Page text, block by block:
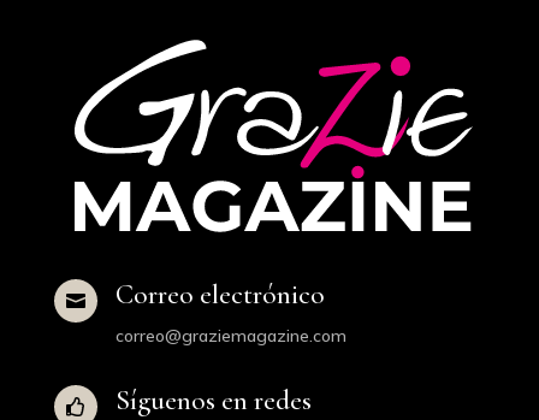
 Correo electrónico
correo@graziemagazine.com
 Síguenos en redes